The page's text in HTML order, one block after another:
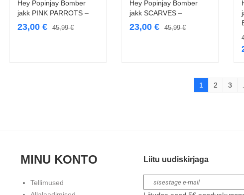
Vali
Hey Popinjay Bomber
jakk PINK PARROTS –
45,99€
23,00 €
Vali
Hey Popinjay Bomber
jakk SCARVES –
45,99€
23,00 €
1 2 3
MINU KONTO
Tellimused
Liitu uudiskirjaga